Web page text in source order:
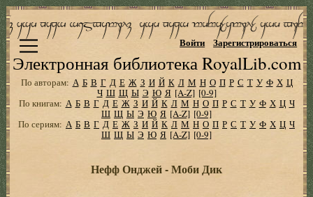
Электронная библиотека RoyalLib.com
Войти Зарегистрироваться
По авторам: А Б В Г Д Е Ж З И Й К Л М Н О П Р С Т У Ф Х Ц
Ч Ш Щ Ы Э Ю Я [A-Z] [0-9]
По книгам: А Б В Г Д Е Ж З И Й К Л М Н О П Р С Т У Ф Х Ц Ч
Ш Щ Ы Э Ю Я [A-Z] [0-9]
По сериям: А Б В Г Д Е Ж З И Й К Л М Н О П Р С Т У Ф Х Ц Ч
Ш Щ Ы Э Ю Я [A-Z] [0-9]
Нефф Онджей - Моби Дик